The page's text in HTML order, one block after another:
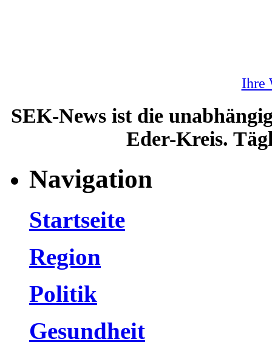
Ihre
SEK-News ist die
Eder-Kreis.
Navigation
Startseite
Region
Politik
Gesundheit